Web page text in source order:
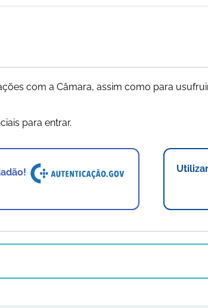
com a Câmara, assim como para
para entrar.